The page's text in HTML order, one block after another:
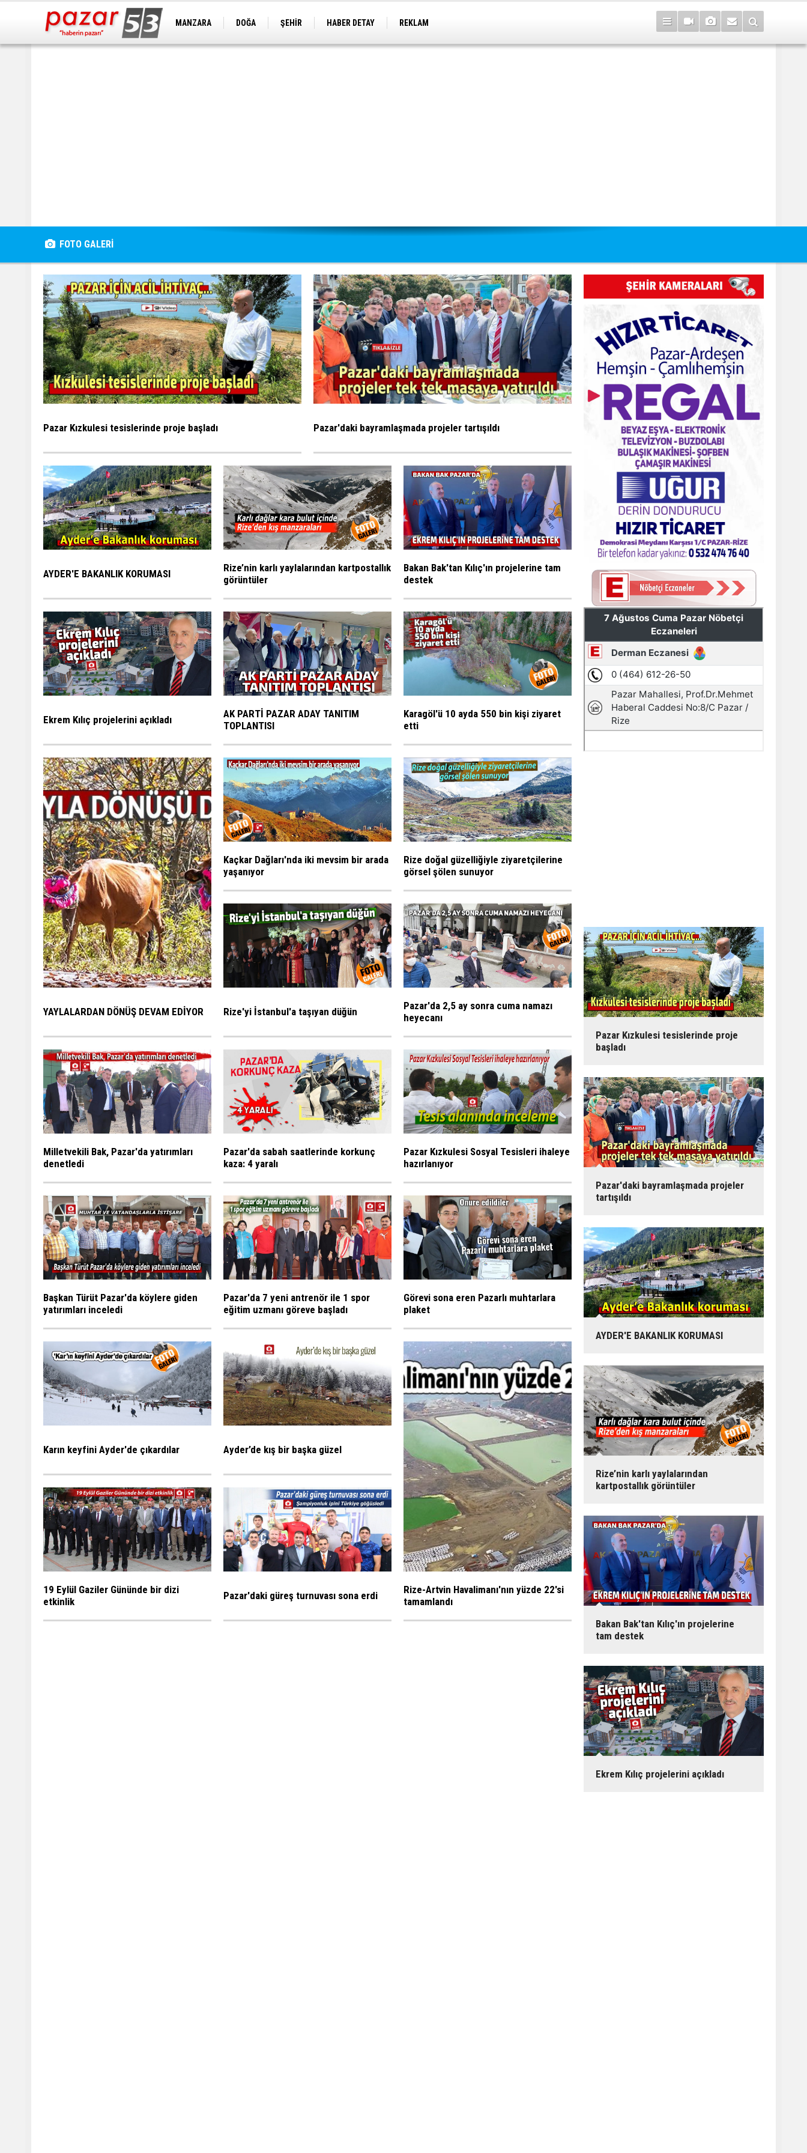
MANZARA DOĞA ŞEHİR HABER DETAY REKLAM
FOTO GALERİ
Pazar Kızkulesi tesislerinde proje başladı Pazar'daki bayramlaşmada projeler tartışıldı
AYDER'E BAKANLIK KORUMASI
Rize’nin karlı yaylalarından kartpostallık
görüntüler
Bakan Bak'tan Kılıç'ın projelerine tam
destek
Ekrem Kılıç projelerini açıkladı
AK PARTİ PAZAR ADAY TANITIM
TOPLANTISI
Karagöl'ü 10 ayda 550 bin kişi ziyaret
etti
YAYLALARDAN DÖNÜŞ DEVAM EDİYOR
Kaçkar Dağları'nda iki mevsim bir arada
yaşanıyor
Rize doğal güzelliğiyle ziyaretçilerine
görsel şölen sunuyor
Rize'yi İstanbul'a taşıyan düğün
Pazar'da 2,5 ay sonra cuma namazı
heyecanı
Milletvekili Bak, Pazar'da yatırımları
denetledi
Pazar'da sabah saatlerinde korkunç
kaza: 4 yaralı
Pazar Kızkulesi Sosyal Tesisleri ihaleye
hazırlanıyor
Başkan Türüt Pazar'da köylere giden
yatırımları inceledi
Pazar'da 7 yeni antrenör ile 1 spor
eğitim uzmanı göreve başladı
Görevi sona eren Pazarlı muhtarlara
plaket
Rize-Artvin Havalimanı'nın yüzde 22'si
tamamlandı
Karın keyfini Ayder'de çıkardılar Ayder’de kış bir başka güzel
19 Eylül Gaziler Gününde bir dizi
etkinlik
Pazar'daki güreş turnuvası sona erdi
Pazar Kızkulesi tesislerinde proje
başladı
Pazar'daki bayramlaşmada projeler
tartışıldı
AYDER'E BAKANLIK KORUMASI
Rize’nin karlı yaylalarından
kartpostallık görüntüler
Bakan Bak'tan Kılıç'ın projelerine
tam destek
Ekrem Kılıç projelerini açıkladı